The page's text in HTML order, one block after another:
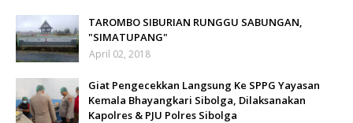
TAROMBO SIBURIAN RUNGGU SABUNGAN,
"SIMATUPANG"
April 02, 2018
Giat Pengecekkan Langsung Ke SPPG Yayasan
Kemala Bhayangkari Sibolga, Dilaksanakan
Kapolres & PJU Polres Sibolga